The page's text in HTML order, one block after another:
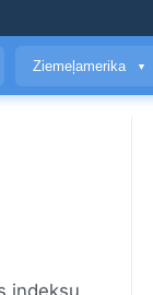
Ziemeļamerika ▼